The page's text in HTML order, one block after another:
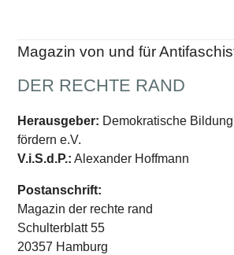
Ausgabe 221
Ausgabe 220
Ausgabe 218
Ausgabe 216
Magazin von und für
DER RECHTE RAND
Herausgeber: Demokratische
fördern e.V.
V.i.S.d.P.: Alexander Hoffmann
Postanschrift:
Magazin der rechte rand
Schulterblatt 55
20357 Hamburg